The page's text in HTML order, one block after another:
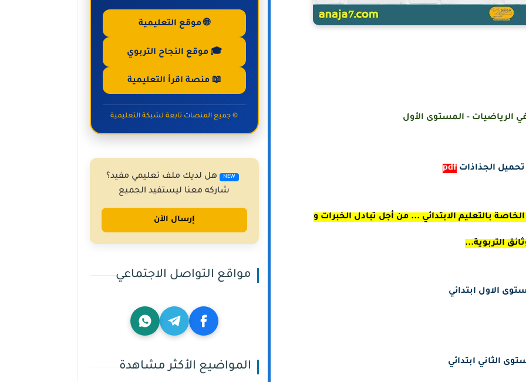
الرياضيات - المستوى الأول
الجذاذات pdf
بالتعليم الابتدائي ... من أجل تبادل الخبرات و
التربوية...
الاول ابتدائي
الثاني ابتدائي
🌐 موقع التعليمية
🎓 موقع النجاح التربوي
📖 منصة اقرأ التعليمية
© جميع المنصات تابعة لشبكة التعليمية
NEW
هل لديك ملف تعليمي مفيد؟
شاركه معنا ليستفيد الجميع
إرسال الآن
مواقع التواصل الاجتماعي
المواضيع الأكثر مشاهدة